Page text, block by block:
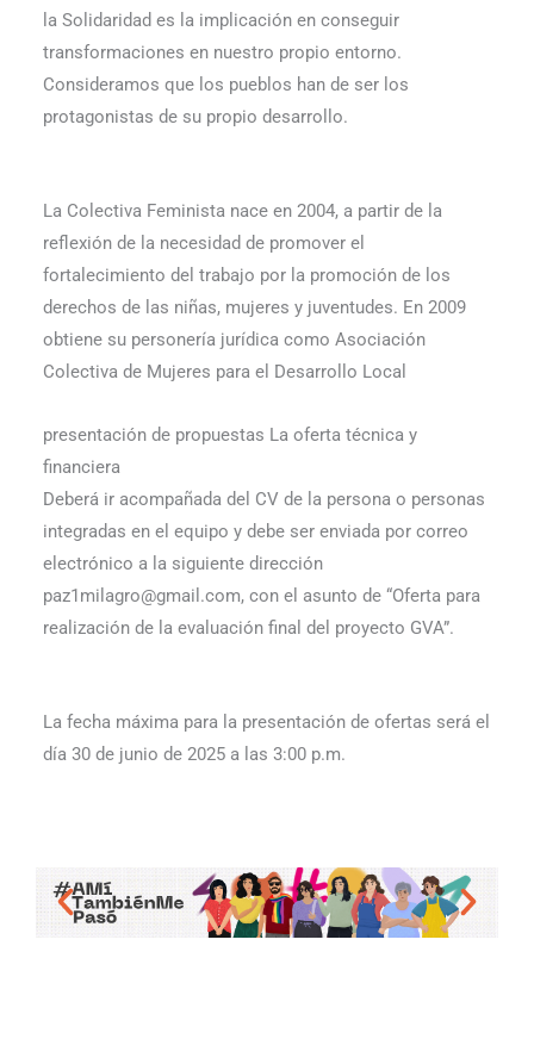
la Solidaridad es la implicación en conseguir
transformaciones en nuestro propio entorno.
Consideramos que los pueblos han de ser los
protagonistas de su propio desarrollo.
La Colectiva Feminista nace en 2004, a partir de la
reflexión de la necesidad de promover el
fortalecimiento del trabajo por la promoción de los
derechos de las niñas, mujeres y juventudes. En 2009
obtiene su personería jurídica como Asociación
Colectiva de Mujeres para el Desarrollo Local
presentación de propuestas La oferta técnica y
financiera
Deberá ir acompañada del CV de la persona o personas
integradas en el equipo y debe ser enviada por correo
electrónico a la siguiente dirección
paz1milagro@gmail.com, con el asunto de “Oferta para
realización de la evaluación final del proyecto GVA”.
La fecha máxima para la presentación de ofertas será el
día 30 de junio de 2025 a las 3:00 p.m.